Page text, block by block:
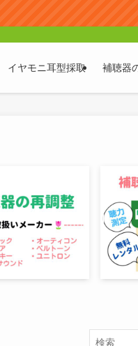
イヤモニ耳型採取 補聴器